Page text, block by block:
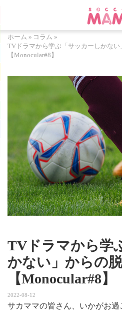
ホーム » コラム »
TVドラマから学ぶ「サッカーしかな
【Monocular#8】
TVドラマから学
かない」からの
【Monocular#8】
2022-08-12
サカママの皆さん、いかがお